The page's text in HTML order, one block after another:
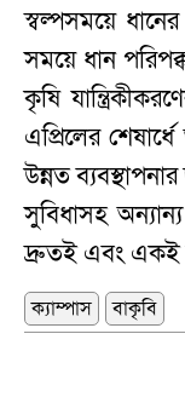
স্বল্পসময়ে
সময়ে ধান
কৃষি
এপ্রিলের
উন্নত ব্যবস্থাপনার
সুবিধাসহ
দ্রুতই এবং একই
ক্যাম্পাস
বাকৃবি